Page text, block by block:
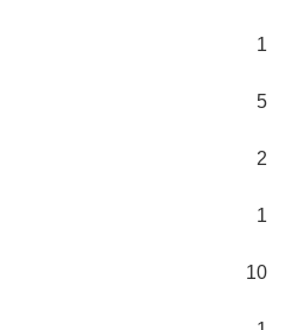
1
5
2
1
10